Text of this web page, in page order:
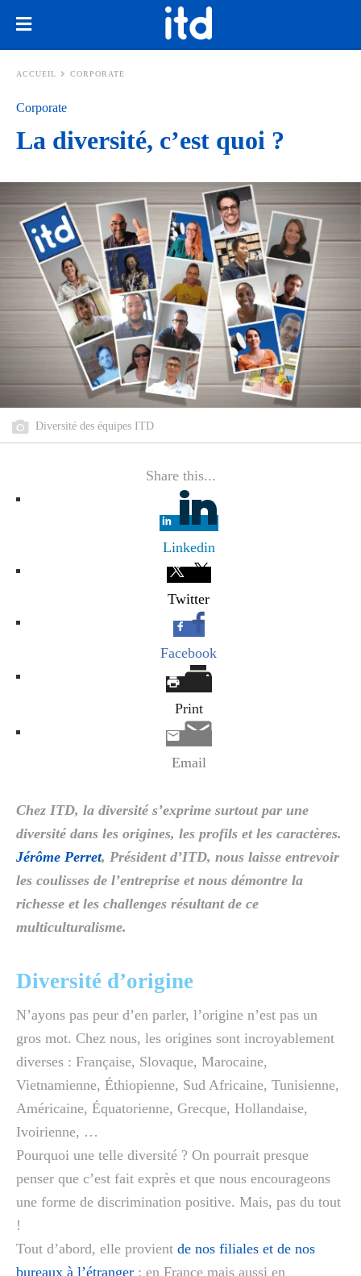
ACCUEIL CORPORATE
Corporate
La diversité, c’est quoi ?
Diversité des équipes ITD
Share this...
Linkedin
Twitter
Facebook
Print
Email
Chez ITD, la diversité s’exprime surtout par une
diversité dans les origines, les profils et les caractères.
Jérôme Perret, Président d’ITD, nous laisse entrevoir
les coulisses de l’entreprise et nous démontre la
richesse et les challenges résultant de ce
multiculturalisme.
Diversité d’origine
N’ayons pas peur d’en parler, l’origine n’est pas un
gros mot. Chez nous, les origines sont incroyablement
diverses : Française, Slovaque, Marocaine,
Vietnamienne, Éthiopienne, Sud Africaine, Tunisienne,
Américaine, Équatorienne, Grecque, Hollandaise,
Ivoirienne, …
Pourquoi une telle diversité ? On pourrait presque
penser que c’est fait exprès et que nous encourageons
une forme de discrimination positive. Mais, pas du tout
!
Tout d’abord, elle provient de nos filiales et de nos
bureaux à l’étranger : en France mais aussi en